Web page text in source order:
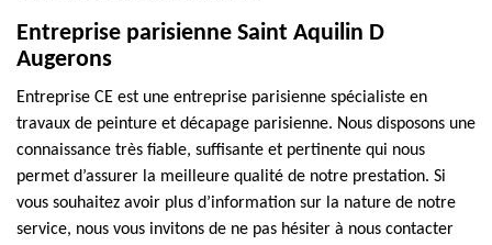
Entreprise parisienne Saint Aquilin D
Augerons
Entreprise CE est une entreprise parisienne spécialiste en
travaux de peinture et décapage parisienne. Nous disposons une
connaissance très fiable, suffisante et pertinente qui nous
permet d’assurer la meilleure qualité de notre prestation. Si
vous souhaitez avoir plus d’information sur la nature de notre
service, nous vous invitons de ne pas hésiter à nous contacter